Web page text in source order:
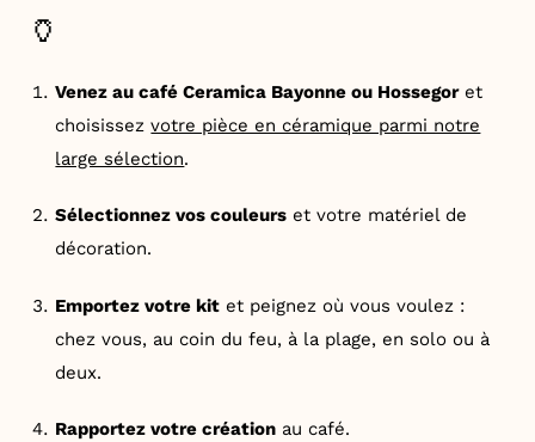
🏺
Venez au café Ceramica Bayonne ou Hossegoret
choisissezvotre pièce en céramique parmi notre
large sélection.
Sélectionnez vos couleurs et votre matériel de
décoration.
Emportez votre kit et peignez où vous voulez :
chez vous, au coin du feu, à la plage, en solo ou à
deux.
Rapportez votre création au café.